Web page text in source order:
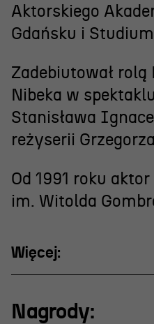
Wynajem scen i
Sponsorzy
Kontakt & Zespół
Wydarzenia
Polecamy
Aktorskiego
Gdańsku i
Zadebiutował rolą
Nibeka w
Stanisława
reżyserii
Od 1991 roku
im. Witolda
Więcej:
Nagrody: